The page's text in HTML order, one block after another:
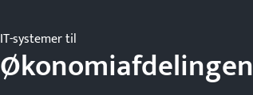
IT-systemer til
Økonomiafdelingen